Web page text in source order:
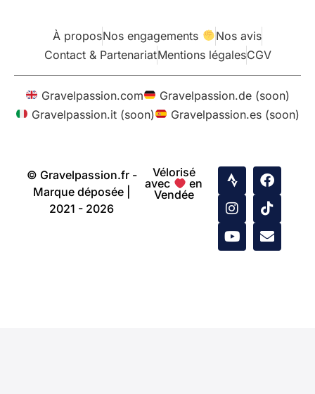
À proposNos engagements
Nos avis
Contact & PartenariatMentions légalesCGV
Gravelpassion.com
Gravelpassion.de (soon)
Gravelpassion.it (soon)
Gravelpassion.es (soon)
© Gravelpassion.fr -
Marque déposée |
2021 - 2026
Vélorisé
avec
en
Vendée